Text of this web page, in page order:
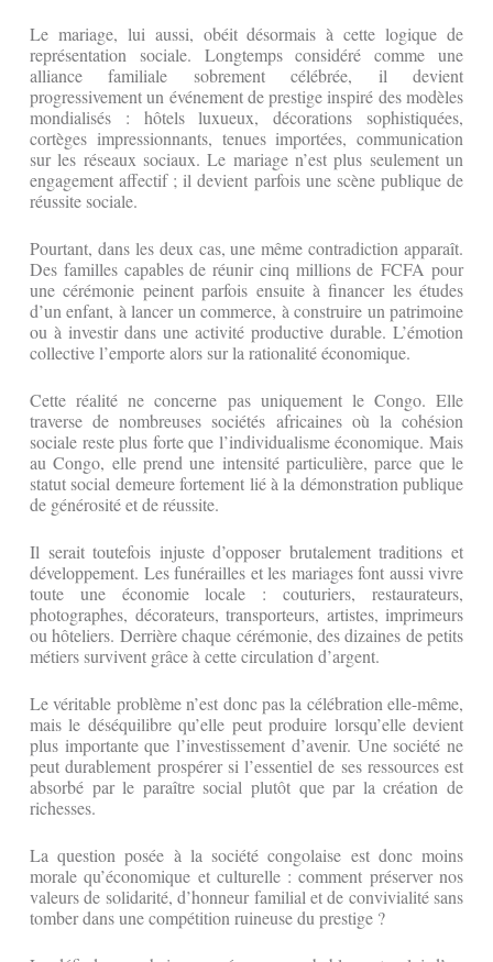
Le mariage, lui aussi, obéit désormais à cette logique de
représentation sociale. Longtemps considéré comme une
alliance familiale sobrement célébrée, il devient
progressivement un événement de prestige inspiré des modèles
mondialisés : hôtels luxueux, décorations sophistiquées,
cortèges impressionnants, tenues importées, communication
sur les réseaux sociaux. Le mariage n’est plus seulement un
engagement affectif ; il devient parfois une scène publique de
réussite sociale.
Pourtant, dans les deux cas, une même contradiction apparaît.
Des familles capables de réunir cinq millions de FCFA pour
une cérémonie peinent parfois ensuite à financer les études
d’un enfant, à lancer un commerce, à construire un patrimoine
ou à investir dans une activité productive durable. L’émotion
collective l’emporte alors sur la rationalité économique.
Cette réalité ne concerne pas uniquement le Congo. Elle
traverse de nombreuses sociétés africaines où la cohésion
sociale reste plus forte que l’individualisme économique. Mais
au Congo, elle prend une intensité particulière, parce que le
statut social demeure fortement lié à la démonstration publique
de générosité et de réussite.
Il serait toutefois injuste d’opposer brutalement traditions et
développement. Les funérailles et les mariages font aussi vivre
toute une économie locale : couturiers, restaurateurs,
photographes, décorateurs, transporteurs, artistes, imprimeurs
ou hôteliers. Derrière chaque cérémonie, des dizaines de petits
métiers survivent grâce à cette circulation d’argent.
Le véritable problème n’est donc pas la célébration elle-même,
mais le déséquilibre qu’elle peut produire lorsqu’elle devient
plus importante que l’investissement d’avenir. Une société ne
peut durablement prospérer si l’essentiel de ses ressources est
absorbé par le paraître social plutôt que par la création de
richesses.
La question posée à la société congolaise est donc moins
morale qu’économique et culturelle : comment préserver nos
valeurs de solidarité, d’honneur familial et de convivialité sans
tomber dans une compétition ruineuse du prestige ?